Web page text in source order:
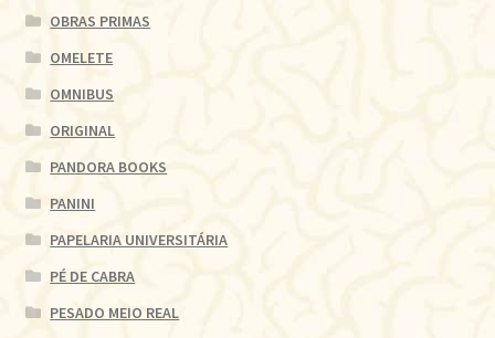
OBRAS PRIMAS
OMELETE
OMNIBUS
ORIGINAL
PANDORA BOOKS
PANINI
PAPELARIA UNIVERSITÁRIA
PÉ DE CABRA
PESADO MEIO REAL